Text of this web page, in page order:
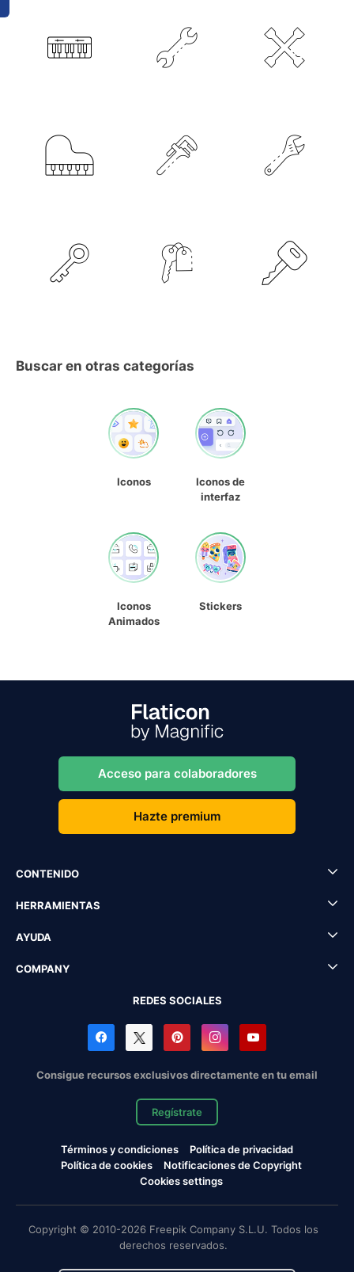
Buscar en otras categorías
Iconos
Iconos de
interfaz
Iconos
Animados
Stickers
Acceso para colaboradores
Hazte premium
CONTENIDO
HERRAMIENTAS
AYUDA
COMPANY
REDES SOCIALES
Consigue recursos exclusivos directamente en tu email
Regístrate
Términos y condiciones
Política de privacidad
Política de cookies
Notificaciones de Copyright
Cookies settings
Copyright © 2010-2026 Freepik Company S.L.U. Todos los
derechos reservados.